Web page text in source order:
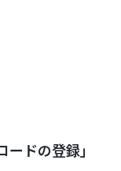
ドの登録」